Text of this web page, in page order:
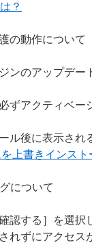
？
の動作について
ンのアップデ
ずアクティベ
ル後に表示され
上書きインス
について
認する］を選
れずにアクセ